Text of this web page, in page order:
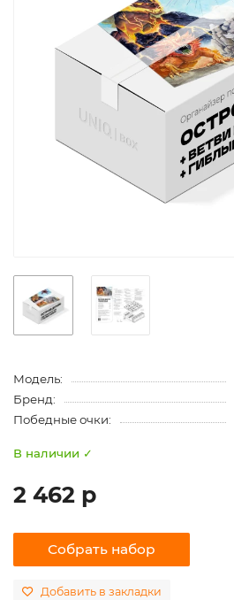
Модель:
Бренд:
Победные очки:
В наличии ✓
2 462 р
Собрать набор
Добавить в закладки